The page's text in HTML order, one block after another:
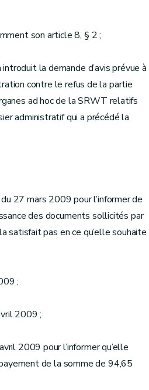
son article 8, § 2 ;
la demande d’avis prévue à
contre le refus de la partie
ad hoc de la SRWT relatifs
administratif qui a précédé la
27 mars 2009 pour l’informer de
des documents sollicités par
satisfait pas en ce qu’elle souhaite
;
2009 ;
2009 pour l’informer qu’elle
de la somme de 94,65